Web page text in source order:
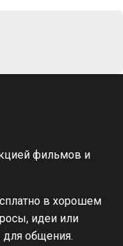
фильмов и
в хорошем
идеи или
общения.